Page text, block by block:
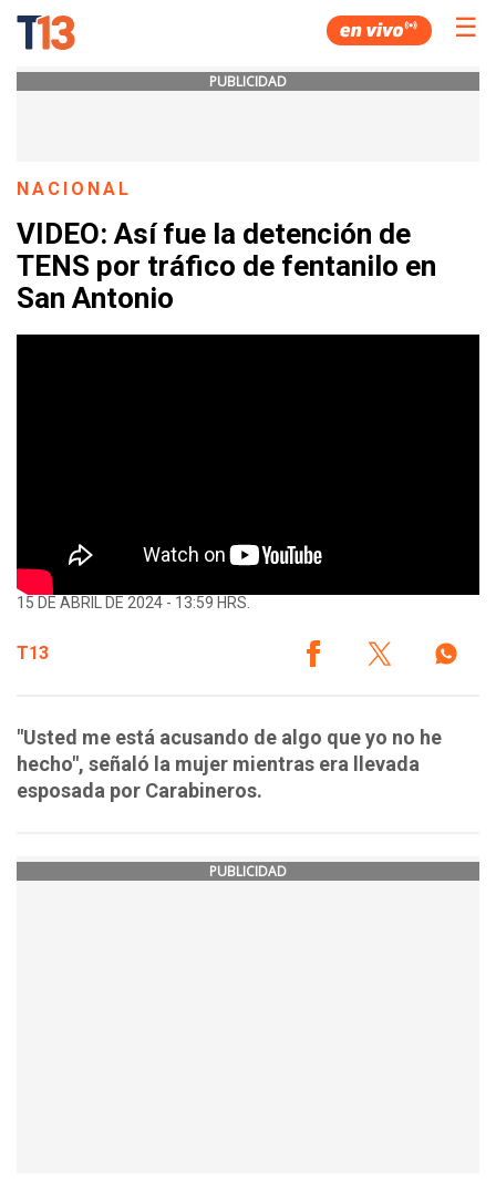
☰
PUBLICIDAD
NACIONAL
VIDEO: Así fue la detención de
TENS por tráfico de fentanilo en
San Antonio
15 DE ABRIL DE 2024 - 13:59 HRS.
T13
"Usted me está acusando de algo que yo no he
hecho", señaló la mujer mientras era llevada
esposada por Carabineros.
PUBLICIDAD